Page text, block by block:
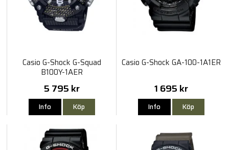
Casio G-Shock G-Squad
B100Y-1AER
5 795 kr
Info Köp
Casio G-Shock GA-100-1A1ER
1 695 kr
Info Köp